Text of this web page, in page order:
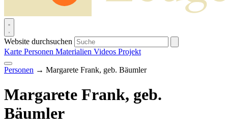
Website durchsuchen
Karte Personen Materialien Videos Projekt
Personen → Margarete Frank, geb. Bäumler
Margarete Frank, geb.
Bäumler